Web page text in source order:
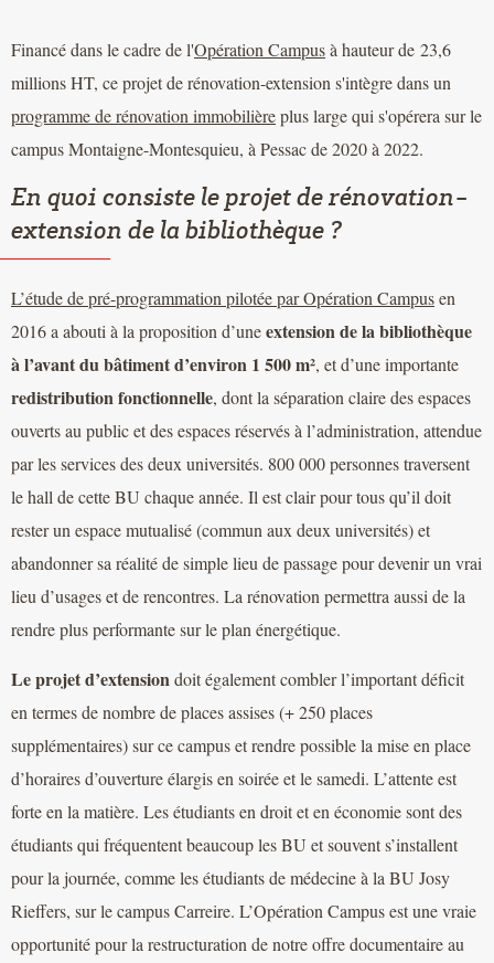
Financé dans le cadre de l'Opération Campusà hauteur de 23,6
millions HT, ce projet de rénovation-extension s'intègre dans un
programme de rénovation immobilièreplus large qui s'opérera sur le
campus Montaigne-Montesquieu, à Pessac de 2020 à 2022.
En quoi consiste le projet de rénovation-
extension de la bibliothèque ?
L’étude de pré-programmation pilotée par Opération Campusen
2016 a abouti à la proposition d’uneextension de la bibliothèque
à l’avant du bâtiment d’environ 1 500 m², et d’une importante
redistribution fonctionnelle, dont la séparation claire des espaces
ouverts au public et des espaces réservés à l’administration, attendue
par les services des deux universités. 800 000 personnes traversent
le hall de cette BU chaque année. Il est clair pour tous qu’il doit
rester un espace mutualisé (commun aux deux universités) et
abandonner sa réalité de simple lieu de passage pour devenir un vrai
lieu d’usages et de rencontres. La rénovation permettra aussi de la
rendre plus performante sur le plan énergétique.
Le projet d’extensiondoit également combler l’important déficit
en termes de nombre de places assises (+ 250 places
supplémentaires) sur ce campus et rendre possible la mise en place
d’horaires d’ouverture élargis en soirée et le samedi. L’attente est
forte en la matière. Les étudiants en droit et en économie sont des
étudiants qui fréquentent beaucoup les BU et souvent s’installent
pour la journée, comme les étudiants de médecine à la BU Josy
Rieffers, sur le campus Carreire. L’Opération Campus est une vraie
opportunité pour la restructuration de notre offre documentaire au